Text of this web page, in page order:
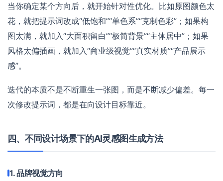
当你确定某个方向后，就开始针对性优化。比如原图颜色太
花，就把提示词改成“低饱和”“单色系”“克制色彩”；如果构
图太满，就加入“大面积留白”“极简背景”“主体居中”；如果
风格太偏插画，就加入“商业级视觉”“真实材质”“产品展示
感”。
迭代的本质不是不断重生一张图，而是不断减少偏差。每一
次修改提示词，都是在向设计目标靠近。
四、不同设计场景下的AI灵感图生成方法
1. 品牌视觉方向